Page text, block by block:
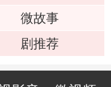
微故事
剧推荐